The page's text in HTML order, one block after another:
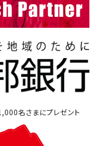
名さまにプレゼント